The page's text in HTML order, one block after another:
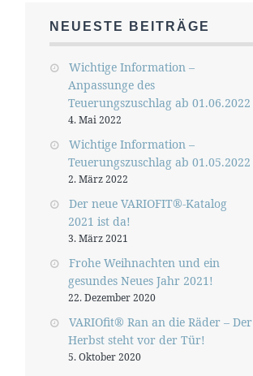
NEUESTE BEITRÄGE
Wichtige Information –
Anpassunge des
Teuerungszuschlag ab 01.06.2022
4. Mai 2022
Wichtige Information –
Teuerungszuschlag ab 01.05.2022
2. März 2022
Der neue VARIOFIT®-Katalog
2021 ist da!
3. März 2021
Frohe Weihnachten und ein
gesundes Neues Jahr 2021!
22. Dezember 2020
VARIOfit® Ran an die Räder – Der
Herbst steht vor der Tür!
5. Oktober 2020